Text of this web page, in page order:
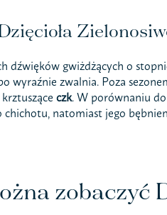
dźwięków gwiżdżących o
wyraźnie zwalnia. Poza
czk. W porównaniu do
natomiast jego
zobaczyć